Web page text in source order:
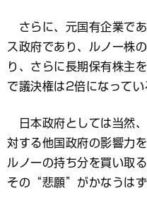
さらに、元国有企業で
ス政府であり、ルノー株
り、さらに長期保有株主
で議決権は2倍になってい
日本政府としては当然
対する他国政府の影響力
ルノーの持ち分を買い取
その“悲願”がかなうはず